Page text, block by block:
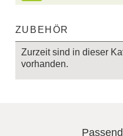
ZUBEHÖR
Zurzeit sind in dieser
vorhanden.